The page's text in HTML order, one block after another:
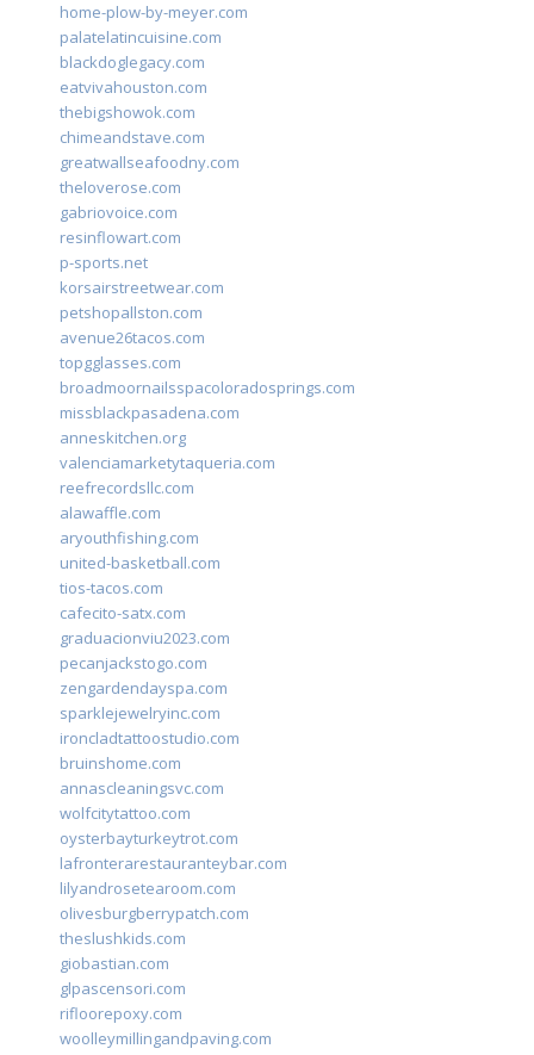
home-plow-by-meyer.com
palatelatincuisine.com
blackdoglegacy.com
eatvivahouston.com
thebigshowok.com
chimeandstave.com
greatwallseafoodny.com
theloverose.com
gabriovoice.com
resinflowart.com
p-sports.net
korsairstreetwear.com
petshopallston.com
avenue26tacos.com
topgglasses.com
broadmoornailsspacoloradosprings.com
missblackpasadena.com
anneskitchen.org
valenciamarketytaqueria.com
reefrecordsllc.com
alawaffle.com
aryouthfishing.com
united-basketball.com
tios-tacos.com
cafecito-satx.com
graduacionviu2023.com
pecanjackstogo.com
zengardendayspa.com
sparklejewelryinc.com
ironcladtattoostudio.com
bruinshome.com
annascleaningsvc.com
wolfcitytattoo.com
oysterbayturkeytrot.com
lafronterarestauranteybar.com
lilyandrosetearoom.com
olivesburgberrypatch.com
theslushkids.com
giobastian.com
glpascensori.com
rifloorepoxy.com
woolleymillingandpaving.com